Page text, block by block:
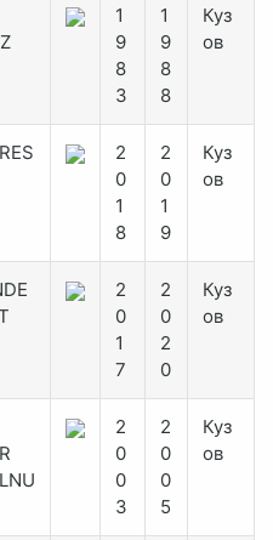
1
9
8
3
1
9
8
8
Куз
ов
2
0
1
8
2
0
1
9
Куз
ов
2
0
1
7
2
0
2
0
Куз
ов
2
0
0
3
2
0
0
5
Куз
ов